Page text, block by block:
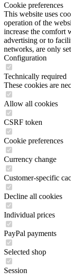
Cookie preferences
This website uses
operation of the
increase the comfort
advertising or to
networks, are only
Configuration
Technically required
These cookies are
Allow all cookies
CSRF token
Cookie preferences
Currency change
Customer-specific
Decline all cookies
Individual prices
PayPal payments
Selected shop
Session